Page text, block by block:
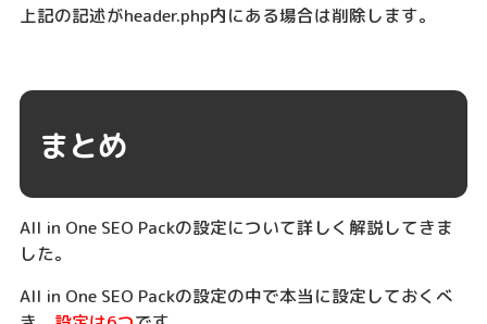
上記の記述がheader.php内にある場合は削除します。
まとめ
All in One SEO Packの設定について詳しく解説してきま
した。
All in One SEO Packの設定の中で本当に設定しておくべ